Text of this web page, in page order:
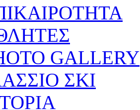
GALLERY
ΣΚΙ